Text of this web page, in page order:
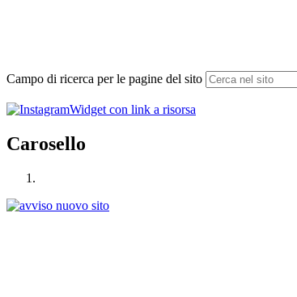
Campo di ricerca per le pagine del sito
Widget con link a risorsa
Carosello